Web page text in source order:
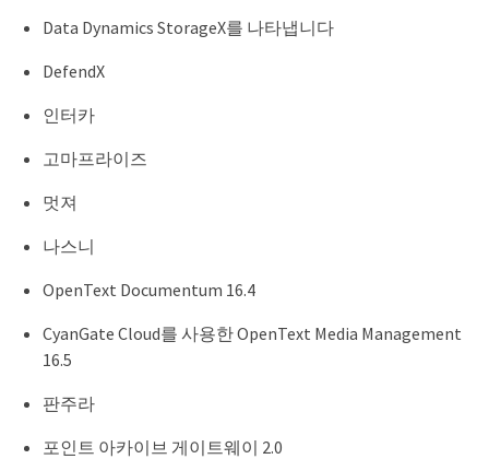
Data Dynamics StorageX를 나타냅니다
DefendX
인터카
고마프라이즈
멋져
나스니
OpenText Documentum 16.4
CyanGate Cloud를 사용한 OpenText Media Management
16.5
판주라
포인트 아카이브 게이트웨이 2.0